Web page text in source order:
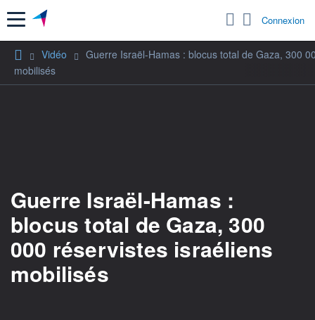
Menu Connexion
Vidéo
Guerre Israël-Hamas : blocus total de Gaza, 300
mobilisés
Guerre Israël-Hamas :
blocus total de Gaza, 300
000 réservistes israéliens
mobilisés